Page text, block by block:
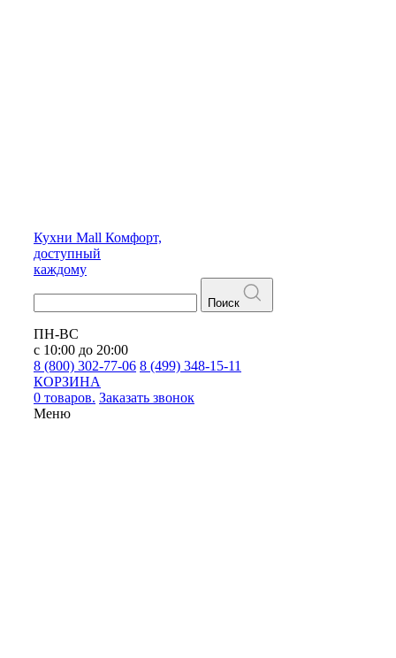
Кухни Mall Комфорт,
доступный
каждому
Поиск
ПН-ВС
с 10:00 до 20:00
8 (800) 302-77-06 8 (499) 348-15-11
КОРЗИНА
0 товаров. Заказать звонок
Меню